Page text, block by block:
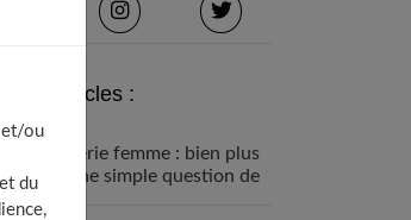
articles :
Lingerie femme : bien plus
qu’une simple question de
et/ou
du